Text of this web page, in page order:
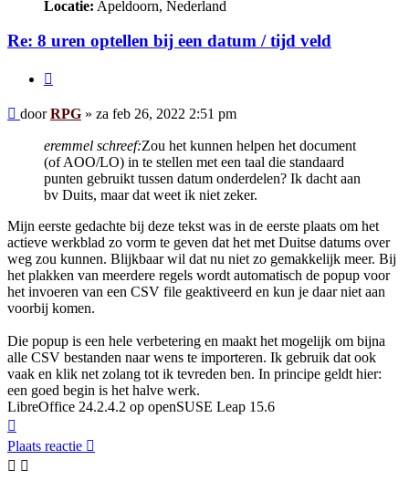
Locatie: Apeldoorn, Nederland
Re: 8 uren optellen bij een datum / tijd veld
Bericht
doorRPG » za feb 26, 2022 2:51 pm
eremmel schreef:Zou het kunnen helpen het document
(of AOO/LO) in te stellen met een taal die standaard
punten gebruikt tussen datum onderdelen? Ik dacht aan
bv Duits, maar dat weet ik niet zeker.
Mijn eerste gedachte bij deze tekst was in de eerste plaats om het
actieve werkblad zo vorm te geven dat het met Duitse datums over
weg zou kunnen. Blijkbaar wil dat nu niet zo gemakkelijk meer. Bij
het plakken van meerdere regels wordt automatisch de popup voor
het invoeren van een CSV file geaktiveerd en kun je daar niet aan
voorbij komen.
Die popup is een hele verbetering en maakt het mogelijk om bijna
alle CSV bestanden naar wens te importeren. Ik gebruik dat ook
vaak en klik net zolang tot ik tevreden ben. In principe geldt hier:
een goed begin is het halve werk.
LibreOffice 24.2.4.2 op openSUSE Leap 15.6
Plaats reactie